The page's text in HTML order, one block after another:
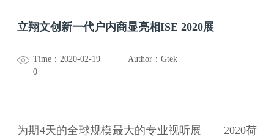
立翔文创新一代户内商显亮相ISE 2020展
Time：2020-02-19
Author：Gtek
0
为期4天的全球规模最大的专业视听展――2020荷